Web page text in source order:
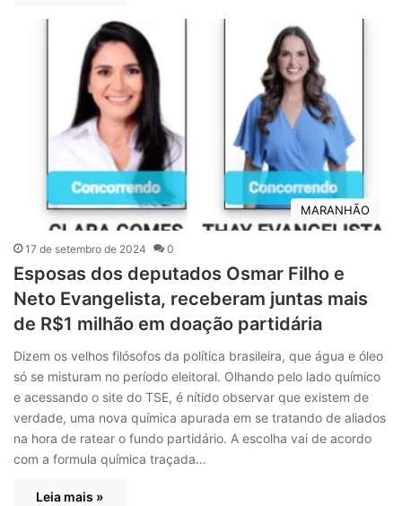
MARANHÃO
17 de setembro de 2024 0
Esposas dos deputados Osmar Filho e
Neto Evangelista, receberam juntas mais
de R$1 milhão em doação partidária
Dizem os velhos filósofos da política brasileira, que água e óleo
só se misturam no período eleitoral. Olhando pelo lado químico
e acessando o site do TSE, é nítido observar que existem de
verdade, uma nova química apurada em se tratando de aliados
na hora de ratear o fundo partidário. A escolha vai de acordo
com a formula química traçada…
Leia mais »